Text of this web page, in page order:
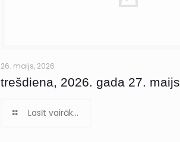
26. maijs, 2026
trešdiena, 2026. gada 27. maijs
Lasīt vairāk...